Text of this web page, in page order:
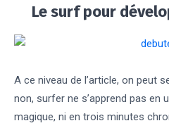
Le surf pour
A ce niveau de l’article, on peut
non, surfer ne s’apprend pas en
magique, ni en trois minutes